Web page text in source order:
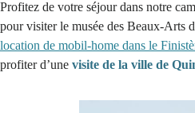
Profitez de votre séjour dans notre
pour visiter le musée des Beaux-Arts
location de mobil-home dans le
profiter d’une visite de la ville de